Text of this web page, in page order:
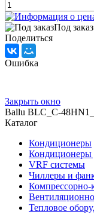
Под заказ
Поделиться
Ошибка
Закрыть окно
Ballu BLC_C-
Каталог
Кондиционеры
Кондиционеры
VRF системы
Чиллеры и
Тепловое